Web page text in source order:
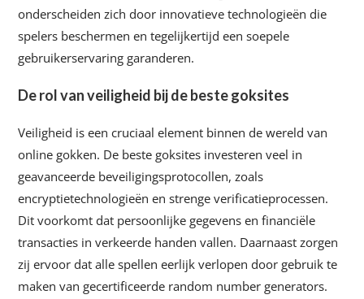
onderscheiden zich door innovatieve technologieën die
spelers beschermen en tegelijkertijd een soepele
gebruikerservaring garanderen.
De rol van veiligheid bij de beste goksites
Veiligheid is een cruciaal element binnen de wereld van
online gokken. De beste goksites investeren veel in
geavanceerde beveiligingsprotocollen, zoals
encryptietechnologieën en strenge verificatieprocessen.
Dit voorkomt dat persoonlijke gegevens en financiële
transacties in verkeerde handen vallen. Daarnaast zorgen
zij ervoor dat alle spellen eerlijk verlopen door gebruik te
maken van gecertificeerde random number generators.